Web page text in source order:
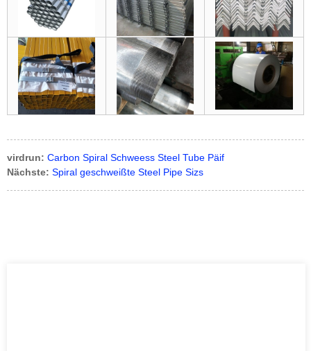
virdrun: Carbon Spiral Schweess Steel Tube Päif
Nächste: Spiral geschweißte Steel Pipe Sizs